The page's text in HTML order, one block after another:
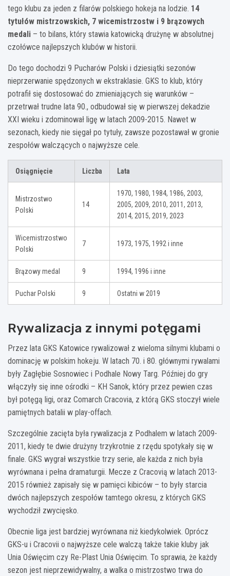
tego klubu za jeden z filarów polskiego hokeja na lodzie. 14
tytułów mistrzowskich, 7 wicemistrzostw i 9 brązowych
medali – to bilans, który stawia katowicką drużynę w absolutnej
czołówce najlepszych klubów w historii.
Do tego dochodzi 9 Pucharów Polski i dziesiątki sezonów
nieprzerwanie spędzonych w ekstraklasie. GKS to klub, który
potrafił się dostosować do zmieniających się warunków –
przetrwał trudne lata 90., odbudował się w pierwszej dekadzie
XXI wieku i zdominował ligę w latach 2009-2015. Nawet w
sezonach, kiedy nie sięgał po tytuły, zawsze pozostawał w gronie
zespołów walczących o najwyższe cele.
Osiągnięcie Liczba Lata
Mistrzostwo
Polski
14
1970, 1980, 1984, 1986, 2003,
2005, 2009, 2010, 2011, 2013,
2014, 2015, 2019, 2023
Wicemistrzostwo
Polski
7 1973, 1975, 1992 i inne
Brązowy medal 9 1994, 1996 i inne
Puchar Polski 9 Ostatni w 2019
Rywalizacja z innymi potęgami
Przez lata GKS Katowice rywalizował z wieloma silnymi klubami o
dominację w polskim hokeju. W latach 70. i 80. głównymi rywalami
były Zagłębie Sosnowiec i Podhale Nowy Targ. Później do gry
włączyły się inne ośrodki – KH Sanok, który przez pewien czas
był potęgą ligi, oraz Comarch Cracovia, z którą GKS stoczył wiele
pamiętnych batalii w play-offach.
Szczególnie zacięta była rywalizacja z Podhalem w latach 2009-
2011, kiedy te dwie drużyny trzykrotnie z rzędu spotykały się w
finale. GKS wygrał wszystkie trzy serie, ale każda z nich była
wyrównana i pełna dramaturgii. Mecze z Cracovią w latach 2013-
2015 również zapisały się w pamięci kibiców – to były starcia
dwóch najlepszych zespołów tamtego okresu, z których GKS
wychodził zwycięsko.
Obecnie liga jest bardziej wyrównana niż kiedykolwiek. Oprócz
GKS-u i Cracovii o najwyższe cele walczą także takie kluby jak
Unia Oświęcim czy Re-Plast Unia Oświęcim. To sprawia, że każdy
sezon jest nieprzewidywalny, a walka o mistrzostwo trwa do